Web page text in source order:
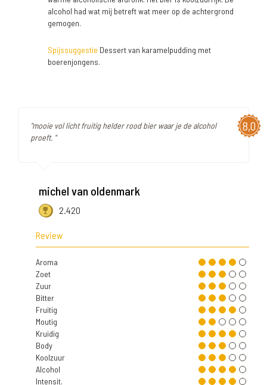
alcohol had wat mij betreft wat meer op de achtergrond
gemogen.
Spijssuggestie Dessert van karamelpudding met
boerenjongens.
8,0
"mooie vol licht fruitig helder rood bier waar je de alcohol
proeft. "
michel van oldenmark
2.420
Review
Aroma
Zoet
Zuur
Bitter
Fruitig
Moutig
Kruidig
Body
Koolzuur
Alcohol
Intensit.